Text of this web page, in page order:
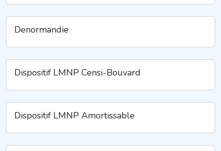
Denormandie
Dispositif LMNP Censi-Bouvard
Dispositif LMNP Amortissable